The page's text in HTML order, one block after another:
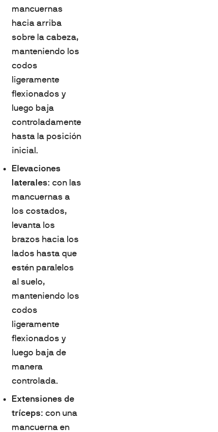
mancuernas
hacia arriba
sobre la cabeza,
manteniendo los
codos
ligeramente
flexionados y
luego baja
controladamente
hasta la posición
inicial.
Elevaciones
laterales: con las
mancuernas a
los costados,
levanta los
brazos hacia los
lados hasta que
estén paralelos
al suelo,
manteniendo los
codos
ligeramente
flexionados y
luego baja de
manera
controlada.
Extensiones de
tríceps: con una
mancuerna en